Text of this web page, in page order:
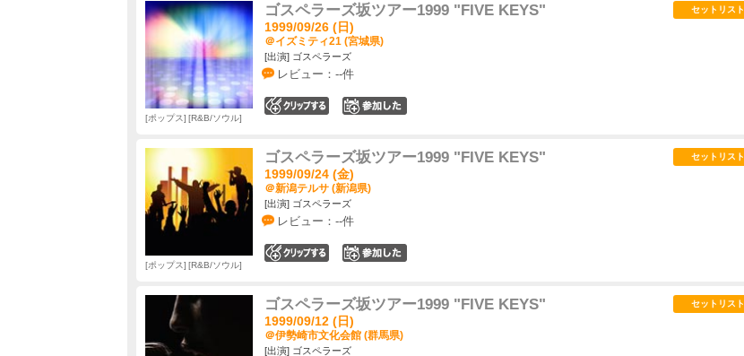
ゴスペラーズ坂ツアー1999 "FIVE KEYS"
1999/09/26 (日)
＠イズミティ21 (宮城県)
[出演] ゴスペラーズ
レビュー：--件
セットリスト
ポップス R&B/ソウル
ゴスペラーズ坂ツアー1999 "FIVE KEYS"
1999/09/24 (金)
＠新潟テルサ (新潟県)
[出演] ゴスペラーズ
レビュー：--件
セットリスト
ポップス R&B/ソウル
ゴスペラーズ坂ツアー1999 "FIVE KEYS"
1999/09/12 (日)
＠伊勢崎市文化会館 (群馬県)
[出演] ゴスペラーズ
セットリスト